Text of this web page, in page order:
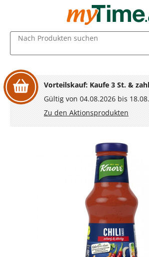
Zum Hauptinhalt springen
Zur Navigation springen
Zur Suche springen
Nach Produkten suchen
Vorteilskauf: Kaufe 3 St. &
Gültig von 04.08.2026 bis
Zu den Aktionsprodukten